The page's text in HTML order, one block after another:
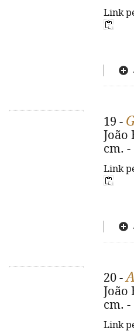
Link
19 -
João
cm. -
Link
20 -
João
cm. -
Link